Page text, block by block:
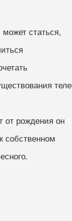
может статься,
от рождения он
собственном